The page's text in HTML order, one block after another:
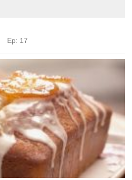
Ep: 17